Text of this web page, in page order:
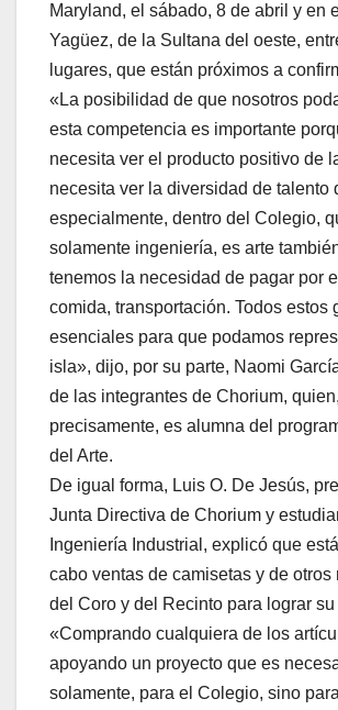
Maryland, el sábado, 8 de abril y en
Yagüez, de la Sultana del oeste,
lugares, que están próximos a
«La posibilidad de que nosotros
esta competencia es importante
necesita ver el producto positivo de
necesita ver la diversidad de talento
especialmente, dentro del Colegio,
solamente ingeniería, es arte
tenemos la necesidad de pagar por
comida, transportación. Todos estos
esenciales para que podamos
isla», dijo, por su parte, Naomi
de las integrantes de Chorium, quien,
precisamente, es alumna del
del Arte.
De igual forma, Luis O. De Jesús,
Junta Directiva de Chorium y
Ingeniería Industrial, explicó que
cabo ventas de camisetas y de otros
del Coro y del Recinto para lograr su
«Comprando cualquiera de los
apoyando un proyecto que es
solamente, para el Colegio, sino